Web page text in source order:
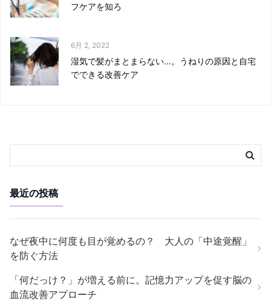
フケアを知ろ
6月 2, 2022
湿気で髪がまとまらない…。うねりの原因と自宅
でできる改善ケア
最近の投稿
なぜ夜中に何度も目が覚めるの？ 大人の「中途覚醒」
を防ぐ方法
「何だっけ？」が増える前に。記憶力アップを促す脳の
血流改善アプローチ